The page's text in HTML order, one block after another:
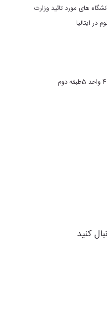
های مورد تائید وزارت
در ایتالیا
کنید